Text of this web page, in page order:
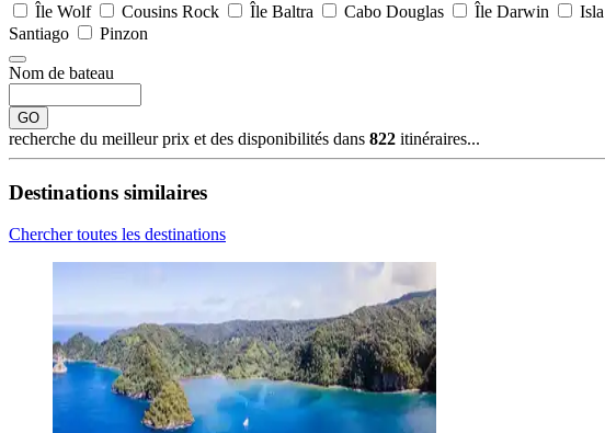
Île Wolf
Cousins Rock Île Baltra Cabo Douglas Île Darwin
Santiago
Pinzon
Nom de bateau
GO
recherche du meilleur prix et des disponibilités dans 822 itinéraires...
Destinations similaires
Chercher toutes les destinations